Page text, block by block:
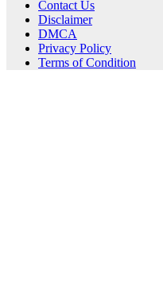
Contact Us
Disclaimer
DMCA
Privacy Policy
Terms of Condition